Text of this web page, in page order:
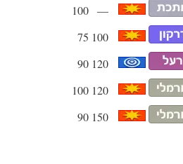
—
100
100
75
120
90
120
100
150
90